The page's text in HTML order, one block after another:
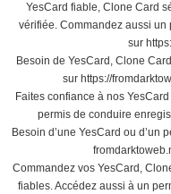
YesCard fiable, Clone Card
vérifiée. Commandez aussi
sur
Besoin de YesCard, Clone
sur https://
Faites confiance à nos
permis de conduire
Besoin d’une YesCard ou d’un
Commandez vos YesCard,
fiables. Accédez aussi à un